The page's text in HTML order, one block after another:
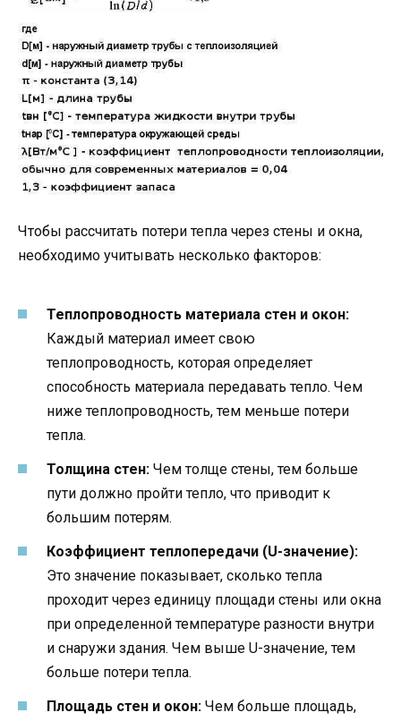
Чтобы рассчитать потери тепла через стены и окна,
необходимо учитывать несколько факторов:
Теплопроводность материала стен и окон:
Каждый материал имеет свою
теплопроводность, которая определяет
способность материала передавать тепло. Чем
ниже теплопроводность, тем меньше потери
тепла.
Толщина стен: Чем толще стены, тем больше
пути должно пройти тепло, что приводит к
большим потерям.
Коэффициент теплопередачи (U-значение):
Это значение показывает, сколько тепла
проходит через единицу площади стены или окна
при определенной температуре разности внутри
и снаружи здания. Чем выше U-значение, тем
больше потери тепла.
Площадь стен и окон: Чем больше площадь,